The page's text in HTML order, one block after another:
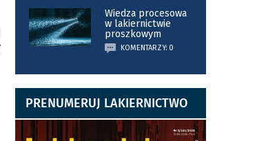
Wiedza procesowa
w lakiernictwie
proszkowym
KOMENTARZY: 0
PRENUMERUJ LAKIERNICTWO